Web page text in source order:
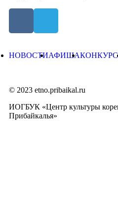
НОВОСТИАФИША
© 2023 etno.pribaikal.ru
ИОГБУК «Центр культуры
Прибайкалья»